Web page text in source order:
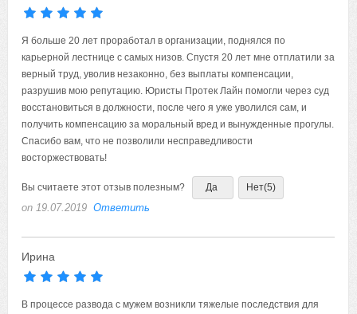
Я больше 20 лет проработал в организации, поднялся по
карьерной лестнице с самых низов. Спустя 20 лет мне отплатили за
верный труд, уволив незаконно, без выплаты компенсации,
разрушив мою репутацию. Юристы Протек Лайн помогли через суд
восстановиться в должности, после чего я уже уволился сам, и
получить компенсацию за моральный вред и вынужденные прогулы.
Спасибо вам, что не позволили несправедливости
восторжествовать!
Вы считаете этот отзыв полезным? Да Нет(5)
on 19.07.2019 Ответить
Ирина
В процессе развода с мужем возникли тяжелые последствия для